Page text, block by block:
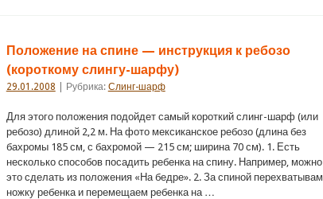
Положение на спине — инструкция к ребозо
(короткому слингу-шарфу)
29.01.2008 | Рубрика: Слинг-шарф
Для этого положения подойдет самый короткий слинг-шарф (или
ребозо) длиной 2,2 м. На фото мексиканское ребозо (длина без
бахромы 185 см, с бахромой — 215 см; ширина 70 см). 1. Есть
несколько способов посадить ребенка на спину. Например, можно
это сделать из положения «На бедре». 2. За спиной перехватывам
ножку ребенка и перемещаем ребенка на …